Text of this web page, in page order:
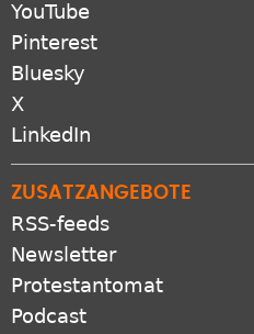
YouTube
Pinterest
Bluesky
X
LinkedIn
ZUSATZANGEBOTE
RSS-feeds
Newsletter
Protestantomat
Podcast